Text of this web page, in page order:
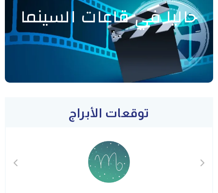
حاليا في قاعات السينما
توقعات الأبراج